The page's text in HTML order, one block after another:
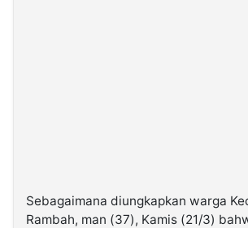
Sebagaimana diungkapkan warga
Rambah, man (37), Kamis (21/3)